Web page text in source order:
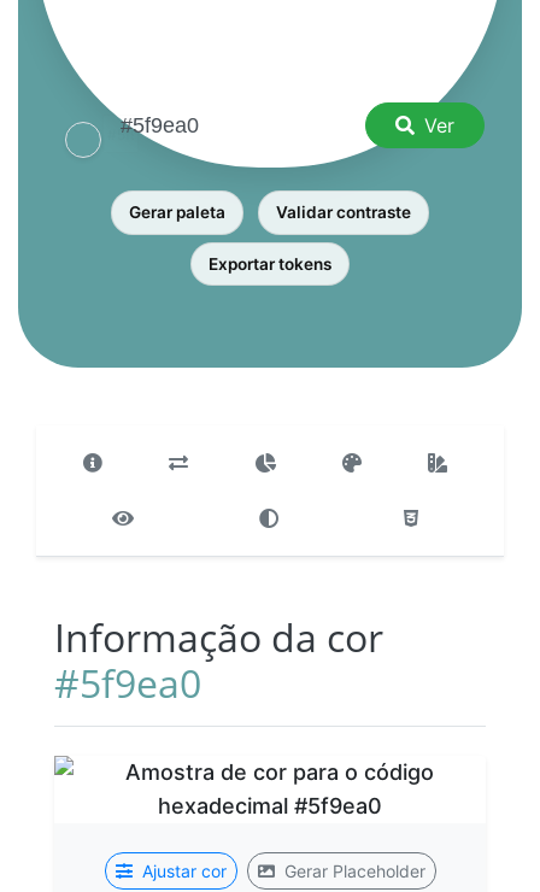
Ver
Gerar paleta Validar contraste
Exportar tokens
Informação da cor
#5f9ea0
Ajustar cor Gerar Placeholder